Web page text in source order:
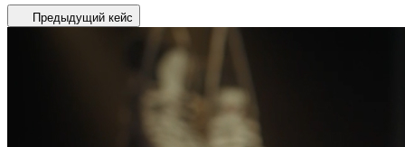
Предыдущий кейс